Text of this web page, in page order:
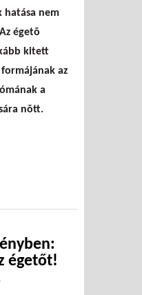
hatása nem
égetõ
kitett
az
a
nõtt.
égetőt!